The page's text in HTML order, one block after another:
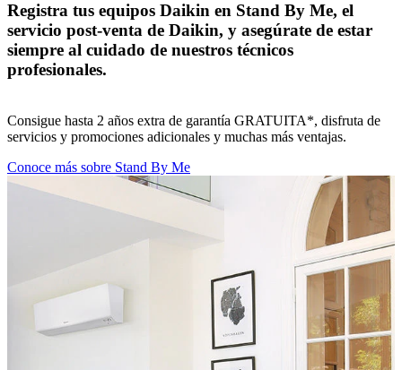
Registra tus equipos Daikin en Stand By Me, el
servicio post-venta de Daikin, y asegúrate de estar
siempre al cuidado de nuestros técnicos
profesionales.
Consigue hasta 2 años extra de garantía GRATUITA*, disfruta de
servicios y promociones adicionales y muchas más ventajas.
Conoce más sobre Stand By Me